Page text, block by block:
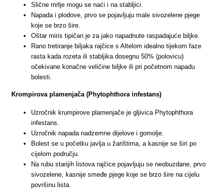
Slične mrlje mogu se naći i na stabljici.
Napada i plodove, prvo se pojavljuju male sivozelene pjege
koje se brzo šire.
Oštar miris tipičan je za jako napadnute raspadajuće biljke.
Rano tretiranje biljaka rajčice s Altelom idealno tijekom faze
rasta kada rozeta ili stabljika dosegnu 50% (polovicu)
očekivane konačne veličine biljke ili pri početnom napadu
bolesti.
Krompirova plamenjača (Phytophthora infestans)
Uzročnik krumpirove plamenjače je gljivica Phytophthora
infestans.
Uzročnik napada nadzemne dijelove i gomolje.
Bolest se u početku javlja u žarištima, a kasnije se širi po
cijelom području.
Na rubu starijih listova rajčice pojavljuju se neobuzdane, prvo
sivozelene, kasnije smeđe pjege koje se brzo šire na cijelu
površinu lista.